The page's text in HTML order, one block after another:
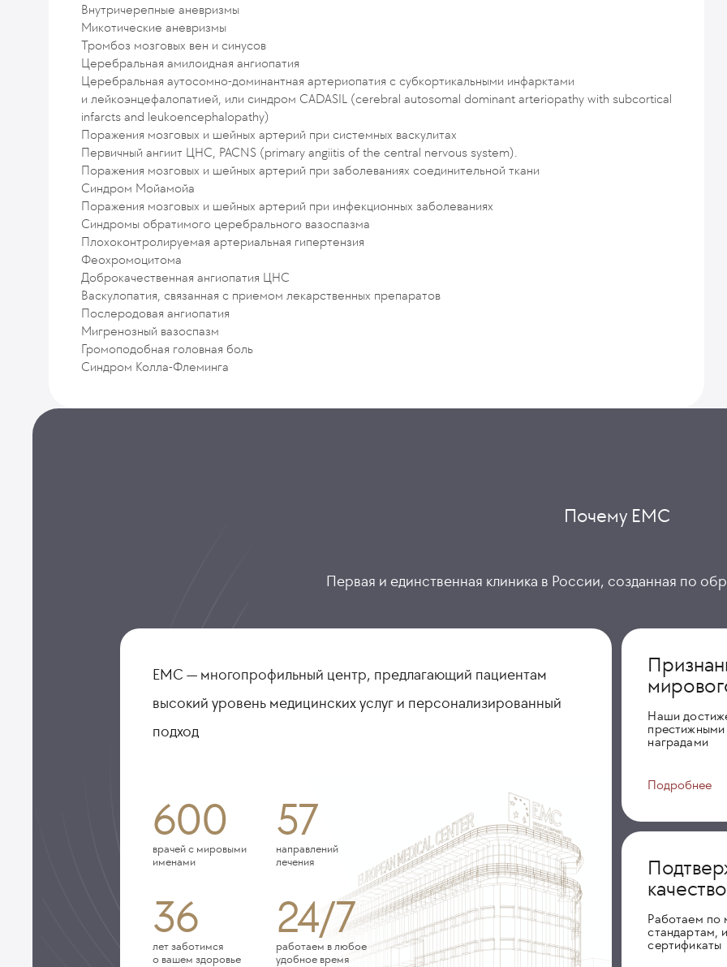
Внутричерепные аневризмы
Микотические аневризмы
Тромбоз мозговых вен и синусов
Церебральная амилоидная ангиопатия
Церебральная аутосомно-доминантная артериопатия с субкортикальными инфарктами
и лейкоэнцефалопатией, или синдром CADASIL (cerebral autosomal dominant arteriopathy with subcortical
infarcts and leukoencephalopathy)
Поражения мозговых и шейных артерий при системных васкулитах
Первичный ангиит ЦНС, PACNS (primary angiitis of the central nervous system).
Поражения мозговых и шейных артерий при заболеваниях соединительной ткани
Синдром Мойамойа
Поражения мозговых и шейных артерий при инфекционных заболеваниях
Синдромы обратимого церебрального вазоспазма
Плохоконтролируемая артериальная гипертензия
Феохромоцитома
Доброкачественная ангиопатия ЦНС
Васкулопатия, связанная с приемом лекарственных препаратов
Послеродовая ангиопатия
Мигренозный вазоспазм
Громоподобная головная боль
Синдром Колла-Флеминга
Почему ЕМС
Первая и единственная клиника в России, созданная по
ЕМС — многопрофильный центр, предлагающий пациентам
высокий уровень медицинских услуг и персонализированный
подход
600
врачей с мировыми
именами
57
направлений
лечения
36
лет заботимся
о вашем здоровье
24/7
работаем в любое
удобное время
Наши
наградами
Подробнее
качество
Работаем по
стандартам,
сертификаты